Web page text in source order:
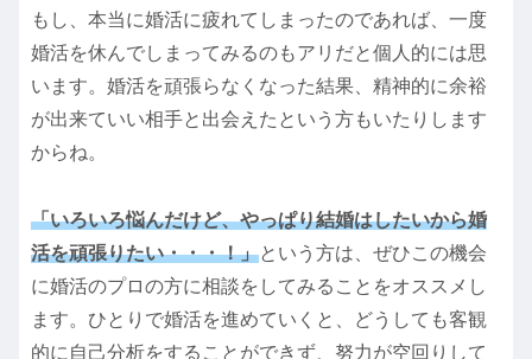
もし、本当に婚活に疲れてしまったのであれば、一度
婚活を休んでしまってみるのもアリだと個人的には思
います。婚活を頑張らなくなった結果、精神的に余裕
が出来ていい相手と出会えたという方もいたりします
からね。
「いろいろ悩んだけど、やっぱり結婚はしたいから婚
活を頑張りたい・・・！」という方は、ぜひこの機会
に婚活のプロの方に相談をしてみることをオススメし
ます。ひとりで婚活を進めていくと、どうしても客観
的に自己分析をすることができず、努力が空回りして